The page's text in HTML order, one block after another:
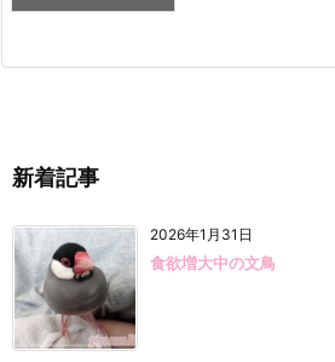
新着記事
2026年1月31日
食欲増大中の文鳥